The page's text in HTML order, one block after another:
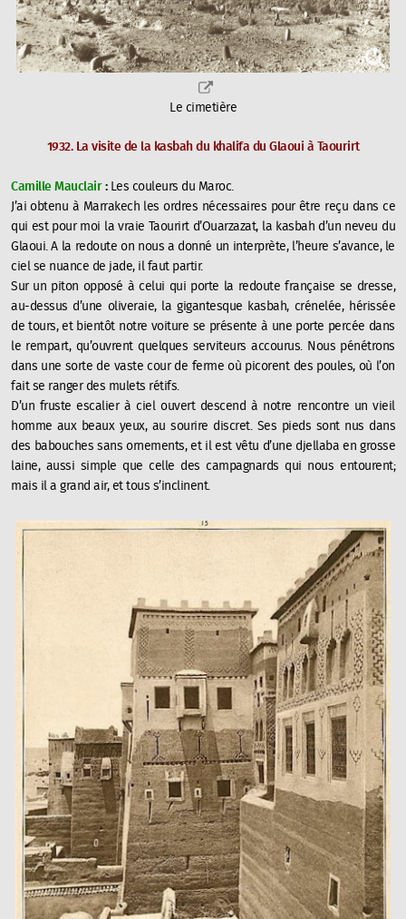
Le cimetière
1932. La visite de la kasbah du khalifa du Glaoui à Taourirt
Camille Mauclair:Les couleurs du Maroc.
J’ai obtenu à Marrakech les ordres nécessaires pour être reçu dans ce
qui est pour moi la vraie Taourirt d’Ouarzazat, la kasbah d’un neveu du
Glaoui. A la redoute on nous a donné un interprète, l’heure s’avance, le
ciel se nuance de jade, il faut partir.
Sur un piton opposé à celui qui porte la redoute française se dresse,
au-dessus d’une oliveraie, la gigantesque kasbah, crénelée, hérissée
de tours, et bientôt notre voiture se présente à une porte percée dans
le rempart, qu’ouvrent quelques serviteurs accourus. Nous pénétrons
dans une sorte de vaste cour de ferme où picorent des poules, où l’on
fait se ranger des mulets rétifs.
D’un fruste escalier à ciel ouvert descend à notre rencontre un vieil
homme aux beaux yeux, au sourire discret. Ses pieds sont nus dans
des babouches sans ornements, et il est vêtu d’une djellaba en grosse
laine, aussi simple que celle des campagnards qui nous entourent;
mais il a grand air, et tous s’inclinent.